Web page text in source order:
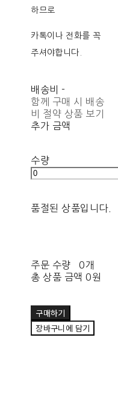
하므로
카톡이나 전화를 꼭
주셔야합니다.
배송비 -
함께 구매 시 배송
비 절약 상품 보기
추가 금액
수량
품절된 상품입니다.
주문 수량
0개
총 상품 금액 0원
구매하기
장바구니에 담기